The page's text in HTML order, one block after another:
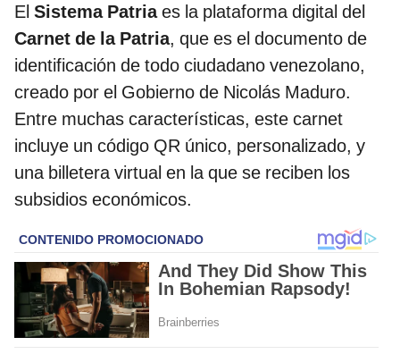
El Sistema Patriaes la plataforma digital del
Carnet de la Patria, que es el documento de
identificación de todo ciudadano venezolano,
creado por el Gobierno de Nicolás Maduro.
Entre muchas características, este carnet
incluye un código QR único, personalizado, y
una billetera virtual en la que se reciben los
subsidios económicos.